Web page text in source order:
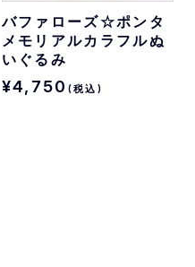
バファローズ☆ポンタ
メモリアルカラフルぬ
いぐるみ
¥4,750 (税込)